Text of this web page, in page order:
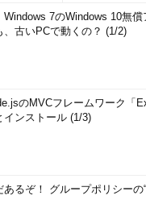
Windows 7のWindows 10無償
、古いPCで動くの？ (1/2)
のMVCフレームワーク「
インストール (1/3)
あるぞ！ グループポリシーの